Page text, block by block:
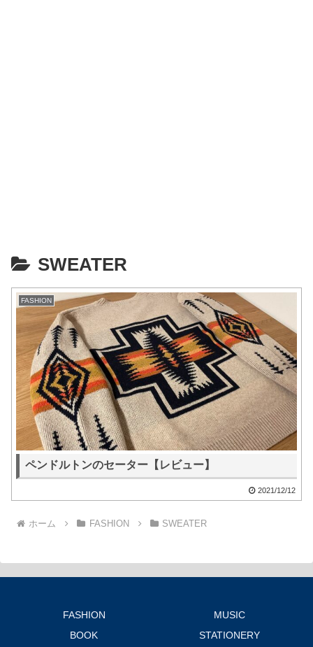
SWEATER
FASHION
ペンドルトンのセーター【レビュー】
2021/12/12
ホーム FASHION SWEATER
FASHION
MUSIC
BOOK
STATIONERY